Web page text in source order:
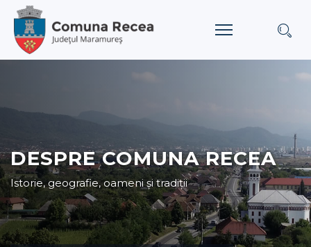
DESPRE COMUNA RECEA
Istorie, geografie, oameni și tradiții